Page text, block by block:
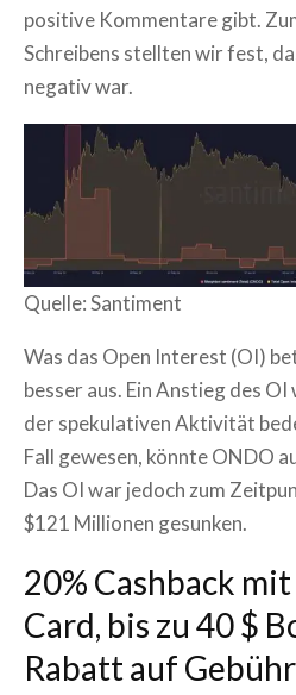
positive Kommentare gibt.
Schreibens stellten wir fest,
negativ war.
Quelle: Santiment
Was das Open Interest (OI)
besser aus. Ein Anstieg des
der spekulativen Aktivität
Fall gewesen, könnte ONDO
Das OI war jedoch zum
$121 Millionen gesunken.
20% Cashback
Card, bis zu 40 $
Rabatt auf